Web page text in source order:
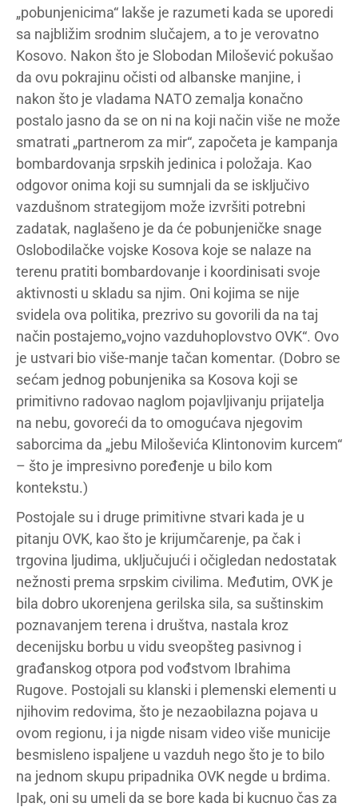
„pobunjenicima“ lakše je razumeti kada se uporedi
sa najbližim srodnim slučajem, a to je verovatno
Kosovo. Nakon što je Slobodan Milošević pokušao
da ovu pokrajinu očisti od albanske manjine, i
nakon što je vladama NATO zemalja konačno
postalo jasno da se on ni na koji način više ne može
smatrati „partnerom za mir“, započeta je kampanja
bombardovanja srpskih jedinica i položaja. Kao
odgovor onima koji su sumnjali da se isključivo
vazdušnom strategijom može izvršiti potrebni
zadatak, naglašeno je da će pobunjeničke snage
Oslobodilačke vojske Kosova koje se nalaze na
terenu pratiti bombardovanje i koordinisati svoje
aktivnosti u skladu sa njim. Oni kojima se nije
svidela ova politika, prezrivo su govorili da na taj
način postajemo„vojno vazduhoplovstvo OVK“. Ovo
je ustvari bio više-manje tačan komentar. (Dobro se
sećam jednog pobunjenika sa Kosova koji se
primitivno radovao naglom pojavljivanju prijatelja
na nebu, govoreći da to omogućava njegovim
saborcima da „jebu Miloševića Klintonovim kurcem“
– što je impresivno poređenje u bilo kom
kontekstu.)
Postojale su i druge primitivne stvari kada je u
pitanju OVK, kao što je krijumčarenje, pa čak i
trgovina ljudima, uključujući i očigledan nedostatak
nežnosti prema srpskim civilima. Međutim, OVK je
bila dobro ukorenjena gerilska sila, sa suštinskim
poznavanjem terena i društva, nastala kroz
decenijsku borbu u vidu sveopšteg pasivnog i
građanskog otpora pod vođstvom Ibrahima
Rugove. Postojali su klanski i plemenski elementi u
njihovim redovima, što je nezaobilazna pojava u
ovom regionu, i ja nigde nisam video više municije
besmisleno ispaljene u vazduh nego što je to bilo
na jednom skupu pripadnika OVK negde u brdima.
Ipak, oni su umeli da se bore kada bi kucnuo čas za